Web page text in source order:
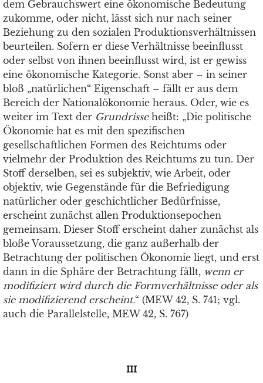
dem Gebrauchswert eine ökonomische Bedeutung
zukomme, oder nicht, lässt sich nur nach seiner
Beziehung zu den sozialen Produktionsverhältnissen
beurteilen. Sofern er diese Verhältnisse beeinflusst
oder selbst von ihnen beeinﬂusst wird, ist er gewiss
eine ökonomische Kategorie. Sonst aber – in seiner
bloß „natürlichen“ Eigenschaft – fällt er aus dem
Bereich der Nationalökonomie heraus. Oder, wie es
weiter im Text der Grundrisseheißt: „Die politische
Ökonomie hat es mit den spezifischen
gesellschaftlichen Formen des Reichtums oder
vielmehr der Produktion des Reichtums zu tun. Der
Stoff derselben, sei es subjektiv, wie Arbeit, oder
objektiv, wie Gegenstände für die Befriedigung
natürlicher oder geschichtlicher Bedürfnisse,
erscheint zunächst allen Produktionsepochen
gemeinsam. Dieser Stoff erscheint daher zunächst als
bloße Voraussetzung, die ganz außerhalb der
Betrachtung der politischen Ökonomie liegt, und erst
dann in die Sphäre der Betrachtung fällt, wenn er
modiﬁziert wird durch die Formverhältnisse oder als
sie modiﬁzierend erscheint.“ (MEW 42, S. 741; vgl.
auch die Parallelstelle, MEW 42, S. 767)
III